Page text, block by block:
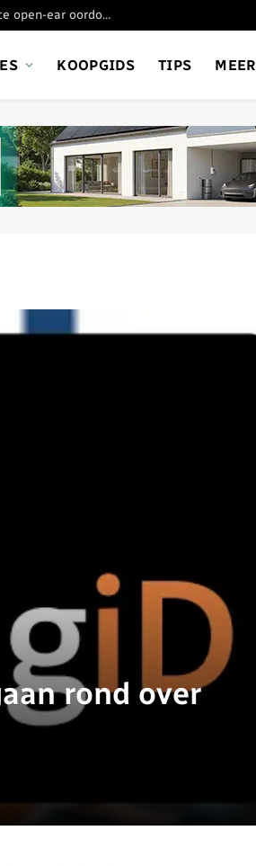
Nothing’s submerk CMF brengt Clip Pro uit: eerste open-ear oordopjes
KOOPGIDS TIPS MEER
rond over